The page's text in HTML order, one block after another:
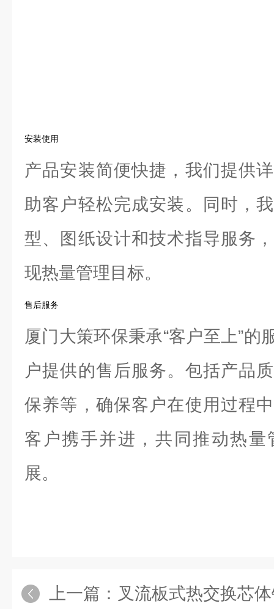
安装使用
产品安装简便快捷，我们提供
助客户轻松完成安装。同时，
型、图纸设计和技术指导服务
现热量管理目标。
售后服务
厦门大策环保秉承“客户至上”的
户提供的售后服务。包括产品
保养等，确保客户在使用过程
客户携手并进，共同推动热
展。
上一篇： 叉流板式热交换芯